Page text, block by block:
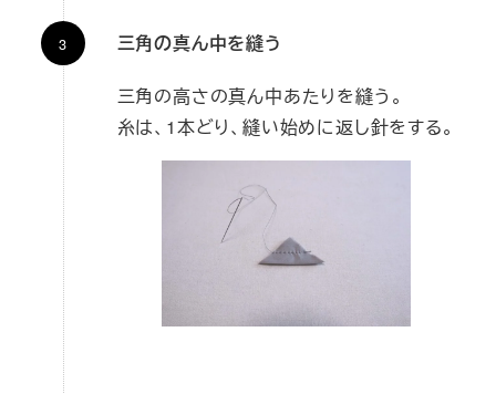
三角の真ん中を縫う
三角の高さの真ん中あたりを縫う。
糸は、1本どり、縫い始めに返し針をする。